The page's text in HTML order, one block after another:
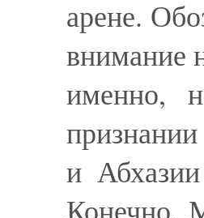
арене.
внимание
именно,
и Абхазии